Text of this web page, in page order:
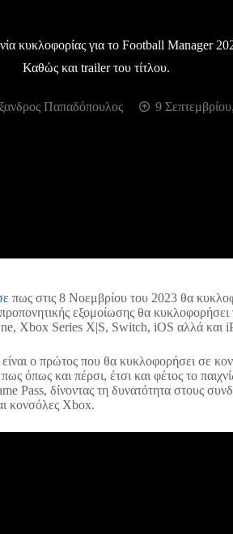
κυκλοφορίας για το Football Manager
Καθώς και trailer του τίτλου.
Παπαδόπουλος 9
πως στις 8 Νοεμβρίου του 2023 θα
εξομοίωσης θα κυκλοφορήσει
Xbox Series X|S, Switch, iOS αλλά και
είναι ο πρώτος που θα κυκλοφορήσει σε
όπως και πέρσι, έτσι και φέτος το
Pass, δίνοντας τη δυνατότητα στους
κονσόλες Xbox.